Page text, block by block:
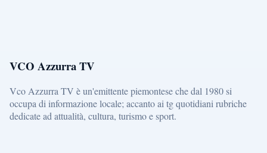
VCO Azzurra TV
Vco Azzurra TV è un'emittente piemontese che dal 1980 si
occupa di informazione locale; accanto ai tg quotidiani rubriche
dedicate ad attualità, cultura, turismo e sport.